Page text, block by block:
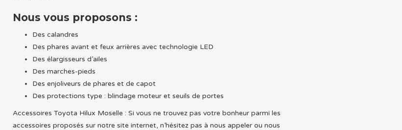
Nous vous proposons :
Des calandres
Des phares avant et feux arrières avec technologie LED
Des élargisseurs d’ailes
Des marches-pieds
Des enjoliveurs de phares et de capot
Des protections type : blindage moteur et seuils de portes
Accessoires Toyota Hilux Moselle : Si vous ne trouvez pas votre bonheur parmi les
accessoires proposés sur notre site internet, n’hésitez pas à nous appeler ou nous